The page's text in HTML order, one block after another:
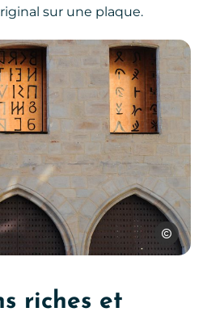
Patrice
sur une plaque.
riches et